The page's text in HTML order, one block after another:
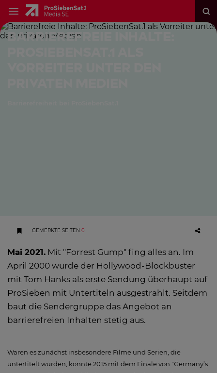
Barrierefreie Inhalte:
GEMERKTE SEITEN:0
Mai 2021. Mit "Forrest Gump" fing alles an. Im
April 2000 wurde der Hollywood-Blockbuster
mit Tom Hanks als erste Sendung überhaupt auf
ProSieben mit Untertiteln ausgestrahlt. Seitdem
baut die Sendergruppe das Angebot an
barrierefreien Inhalten stetig aus.
Waren es zunächst insbesondere Filme und Serien, die
untertitelt wurden, konnte 2015 mit dem Finale von "Germany’s